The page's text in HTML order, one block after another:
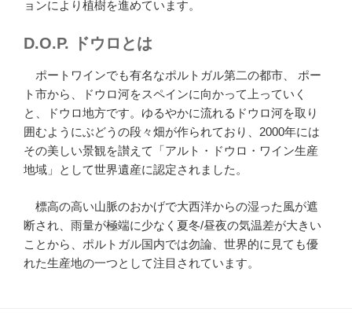
ョンにより植樹を進めています。
D.O.P. ドウロとは
ポートワインでも有名なポルトガル第二の都市、 ポー
ト市から、ドウロ河をスペインに向かって上っていく
と、ドウロ地方です。ゆるやかに流れるドウロ河を取り
囲むようにぶどうの段々畑が作られており、2000年には
その美しい景観を讃えて「アルト・ドウロ・ワイン生産
地域」として世界遺産に認定されました。
標高の高い山脈のおかげで大西洋からの湿った風が遮
断され、雨量が極端に少なく夏冬/昼夜の気温差が大きい
ことから、ポルトガル国内では勿論、世界的に見ても優
れた生産地の一つとして注目されています。